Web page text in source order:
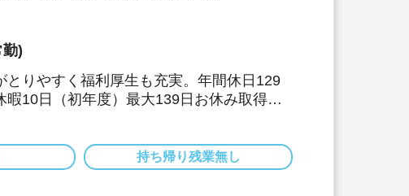
)
とりやすく福利厚生も充実。年間休日129
暇10日（初年度）最大139日お休み取得
も充実しています
保育で子ども一人ひとりに寄り添う保育が
持ち帰り残業無し